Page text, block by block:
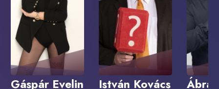
Gáspár Evelin István Kovács